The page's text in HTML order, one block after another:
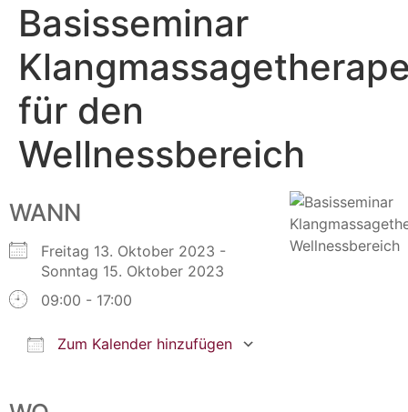
Basisseminar
für den
Wellnessbereich
WANN
Freitag 13. Oktober 2023 -
Sonntag 15. Oktober 2023
09:00 - 17:00
Zum Kalender hinzufügen